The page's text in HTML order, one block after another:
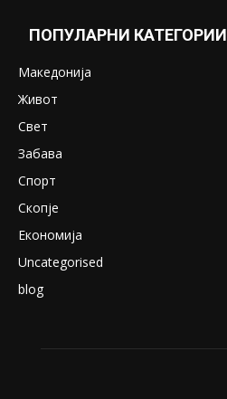
ПОПУЛАРНИ КАТЕГОРИИ
Македонија
Живот
Свет
Забава
Спорт
Скопје
Економија
Uncategorised
blog